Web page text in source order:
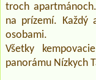
troch
na prízemí. Každý
osobami.
Všetky
panorámu Nízkych